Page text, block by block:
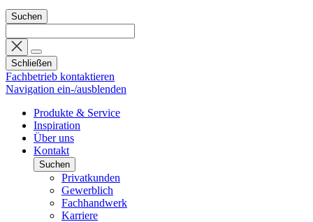
Suchen
Schließen
Fachbetrieb kontaktieren
Navigation ein-/ausblenden
Produkte & Service
Inspiration
Über uns
Kontakt
Suchen
Privatkunden
Gewerblich
Fachhandwerk
Karriere